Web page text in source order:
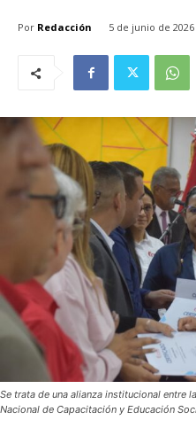
Por Redacción 5 de junio de 2026
Se trata de una alianza institucional entre
Nacional de Capacitación y Educación